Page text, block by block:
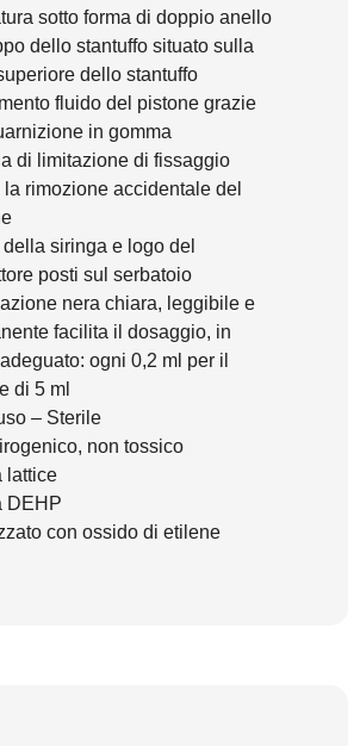
sotto forma di doppio anello
dello stantuffo situato sulla
dello stantuffo
fluido del pistone grazie
in gomma
di limitazione di fissaggio
la rimozione accidentale del
della siringa e logo del
posti sul serbatoio
nera chiara, leggibile e
facilita il dosaggio, in
ogni 0,2 ml per il
di 5 ml
– Sterile
non tossico
lattice
DEHP
con ossido di etilene